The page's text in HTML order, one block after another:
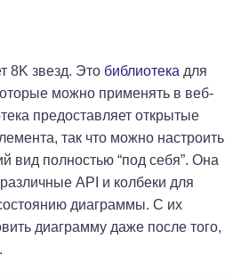
8K звезд. Это библиотека для
можно применять в веб-
предоставляет открытые
так что можно настроить
вид полностью “под себя”. Она
API и колбеки для
диаграммы. С их
диаграмму даже после того,